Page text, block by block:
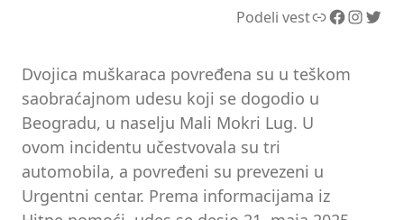
Podeli vestLink Facebook InstagramTwitter
Dvojica muškaraca povređena su u teškom
saobraćajnom udesu koji se dogodio u
Beogradu, u naselju Mali Mokri Lug. U
ovom incidentu učestvovala su tri
automobila, a povređeni su prevezeni u
Urgentni centar. Prema informacijama iz